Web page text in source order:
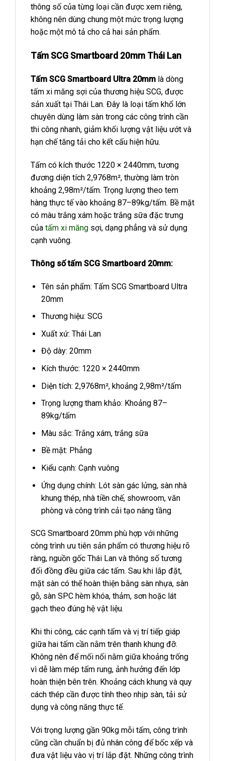
thông số của từng loại cần được xem riêng,
không nên dùng chung một mức trọng lượng
hoặc một mô tả cho cả hai sản phẩm.
Tấm SCG Smartboard 20mm Thái Lan
Tấm SCG Smartboard Ultra 20mm là dòng
tấm xi măng sợi của thương hiệu SCG, được
sản xuất tại Thái Lan. Đây là loại tấm khổ lớn
chuyên dùng làm sàn trong các công trình cần
thi công nhanh, giảm khối lượng vật liệu ướt và
hạn chế tăng tải cho kết cấu hiện hữu.
Tấm có kích thước 1220 × 2440mm, tương
đương diện tích 2,9768m², thường làm tròn
khoảng 2,98m²/tấm. Trọng lượng theo tem
hàng thực tế vào khoảng 87–89kg/tấm. Bề mặt
có màu trắng xám hoặc trắng sữa đặc trưng
của tấm xi măng sợi, dạng phẳng và sử dụng
cạnh vuông.
Thông số tấm SCG Smartboard 20mm:
Tên sản phẩm: Tấm SCG Smartboard Ultra
20mm
Thương hiệu: SCG
Xuất xứ: Thái Lan
Độ dày: 20mm
Kích thước: 1220 × 2440mm
Diện tích: 2,9768m², khoảng 2,98m²/tấm
Trọng lượng tham khảo: Khoảng 87–
89kg/tấm
Màu sắc: Trắng xám, trắng sữa
Bề mặt: Phẳng
Kiểu cạnh: Cạnh vuông
Ứng dụng chính: Lót sàn gác lửng, sàn nhà
khung thép, nhà tiền chế, showroom, văn
phòng và công trình cải tạo nâng tầng
SCG Smartboard 20mm phù hợp với những
công trình ưu tiên sản phẩm có thương hiệu rõ
ràng, nguồn gốc Thái Lan và thông số tương
đối đồng đều giữa các tấm. Sau khi lắp đặt,
mặt sàn có thể hoàn thiện bằng sàn nhựa, sàn
gỗ, sàn SPC hèm khóa, thảm, sơn hoặc lát
gạch theo đúng hệ vật liệu.
Khi thi công, các cạnh tấm và vị trí tiếp giáp
giữa hai tấm cần nằm trên thanh khung đỡ.
Không nên để mối nối nằm giữa khoảng trống
vì dễ làm mép tấm rung, ảnh hưởng đến lớp
hoàn thiện bên trên. Khoảng cách khung và quy
cách thép cần được tính theo nhịp sàn, tải sử
dụng và công năng thực tế.
Với trọng lượng gần 90kg mỗi tấm, công trình
cũng cần chuẩn bị đủ nhân công để bốc xếp và
đưa vật liệu vào vị trí lắp đặt. Những công trình